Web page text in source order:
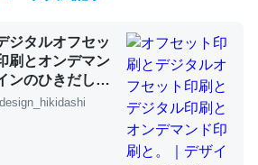
「ずっと前の伏線」は回収されないけ
は多い分量。進化すればするほど分
う
ついての考察（１） - conceptualization
ジタルオフセッ
刷とオンデマン
ンのひきだし